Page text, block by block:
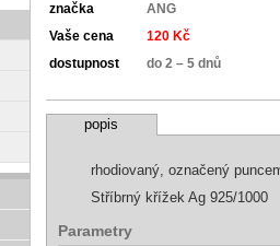
značka ANG
Vaše cena 120 Kč
dostupnost do 2 – 5 dnů
popis
rhodiovaný, označený
Stříbrný křížek Ag 925/1000
Parametry